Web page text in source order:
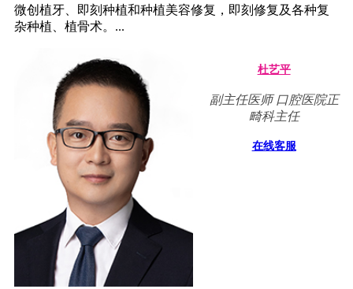
微创植牙、即刻种植和种植美容修复，即刻修复及各种复
杂种植、植骨术。...
杜艺平
副主任医师 口腔医院正
畸科主任
在线客服